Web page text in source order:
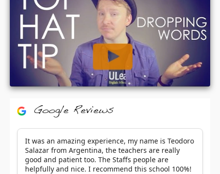
Google Reviews
It was an amazing experience, my name is Teodoro
Salazar from Argentina, the teachers are really
good and patient too. The Staffs people are
helpfully and nice. I recommend this school 100%!